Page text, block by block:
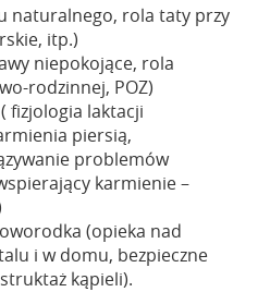
naturalnego, rola taty przy
itp.)
niepokojące, rola
rodzinnej, POZ)
fizjologia laktacji
piersią,
problemów
karmienie –
(opieka nad
i w domu, bezpieczne
kąpieli).